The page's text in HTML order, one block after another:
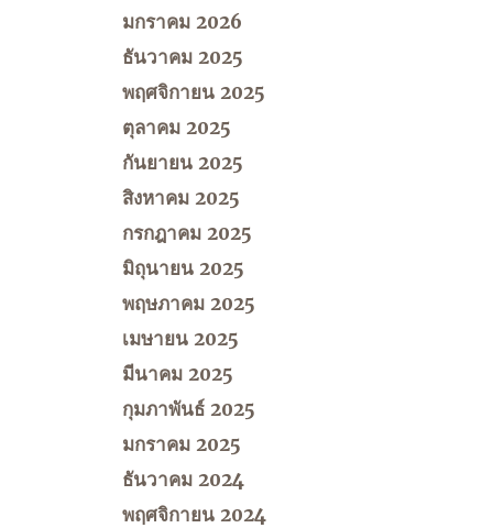
มกราคม 2026
ธันวาคม 2025
พฤศจิกายน 2025
ตุลาคม 2025
กันยายน 2025
สิงหาคม 2025
กรกฎาคม 2025
มิถุนายน 2025
พฤษภาคม 2025
เมษายน 2025
มีนาคม 2025
กุมภาพันธ์ 2025
มกราคม 2025
ธันวาคม 2024
พฤศจิกายน 2024